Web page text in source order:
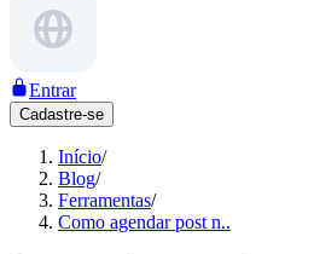
Entrar
Cadastre-se
Início/
Blog/
Ferramentas/
Como agendar post n..